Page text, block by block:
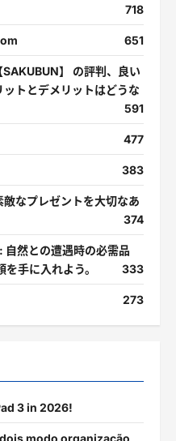
718
651
】 の評判、良い
トとデメリットはどうな
591
477
383
なプレゼントを大切なあ
374
然との遭遇時の必需品
手に入れよう。
333
273
3 in 2026!
modo organização